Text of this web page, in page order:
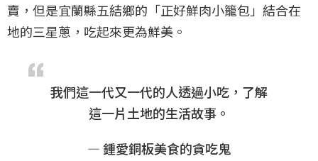
賣，但是宜蘭縣五結鄉的「正好鮮肉小籠包」結合在
地的三星蔥，吃起來更為鮮美。
我們這一代又一代的人透過小吃，了解
這一片土地的生活故事。
— 鍾愛銅板美食的貪吃鬼